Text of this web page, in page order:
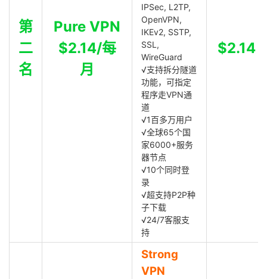
第
二
名
Pure VPN
$2.14/每
月
IPSec, L2TP,
OpenVPN,
IKEv2, SSTP,
SSL,
WireGuard
√支持拆分隧道
功能，可指定
程序走VPN通
道
√1百多万用户
√全球65个国
家6000+服务
器节点
√10个同时登
录
√超支持P2P种
子下载
√24/7客服支
持
$2.14
Strong
VPN